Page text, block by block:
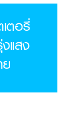
ตอรี่
แสง